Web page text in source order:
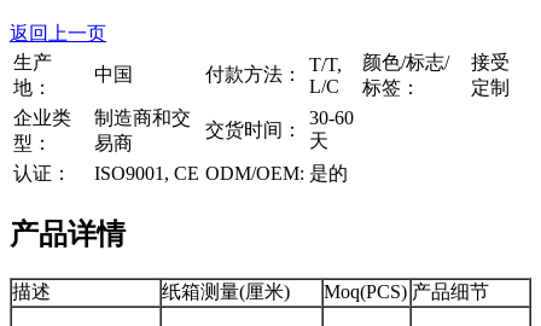
返回上一页
生产
地：
中国 付款方法：
T/T,
L/C
颜色/标志/
标签：
接受
定制
企业类
型：
制造商和交
易商
交货时间：
30-60
天
认证：
ISO9001, CE ODM/OEM: 是的
产品详情
描述 纸箱测量(厘米) Moq(PCS) 产品细节